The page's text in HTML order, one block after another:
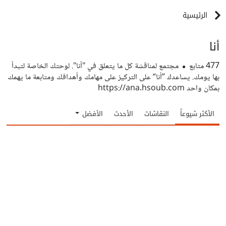
الرئيسية
أنا
477متابع
مجتمع لمناقشة كل ما يتعلق في "أنا". لوحتك الخاصة لتبدأ
بها يومك. يساعدك ”أنا“ على التركيز على مهامك وأهدافك ومتابعة ما يهمك
بمكان واحد https://ana.hsoub.com
الأكثر شيوعاً النقاشات الأحدث الأفضل